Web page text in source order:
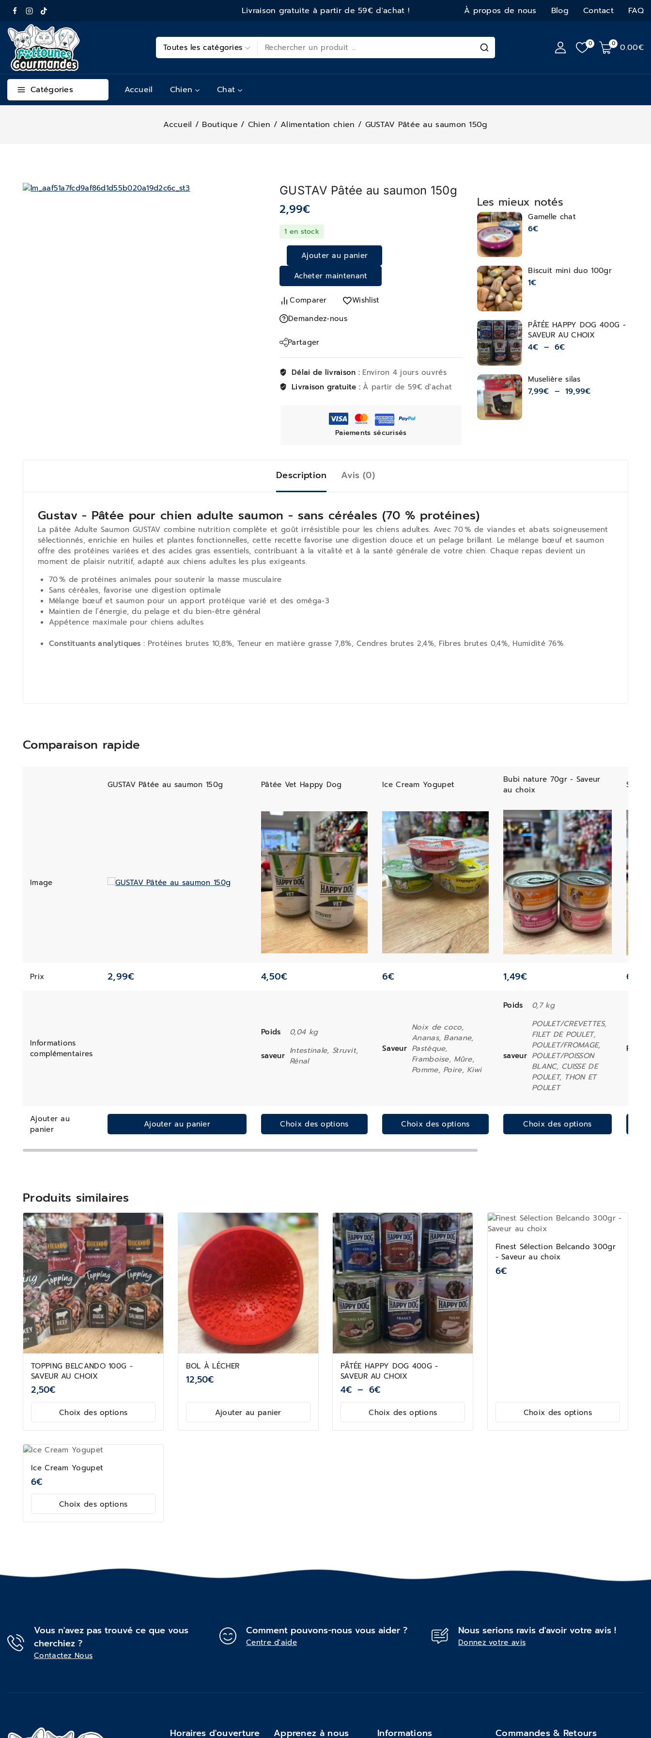
Livraison gratuite à partir de 59€ d'achat ! À propos de nous Blog Contact FAQ
0 0 0.00€
Catégories Accueil Chien Chat
Accueil / Boutique / Chien / Alimentation chien / GUSTAV Pâtée au saumon 150g
Les mieux notés
Gamelle chat
6€
Biscuit mini duo 100gr
1€
PÂTÉE HAPPY DOG 400G -
SAVEUR AU CHOIX
4€ – 6€
Muselière silas
7,99€ – 19,99€
GUSTAV Pâtée au saumon 150g
2,99€
1 en stock
Ajouter au panier
Acheter maintenant
Comparer
Wishlist
Demandez-nous
Partager
Délai de livraison : Environ 4 jours ouvrés
Livraison gratuite : À partir de 59€ d'achat
Paiements sécurisés
Description Avis (0)
Gustav - Pâtée pour chien adulte saumon - sans céréales (70 % protéines)
La pâtée Adulte Saumon GUSTAV combine nutrition complète et goût irrésistible pour les chiens adultes. Avec 70 % de viandes et abats soigneusement
sélectionnés, enrichie en huiles et plantes fonctionnelles, cette recette favorise une digestion douce et un pelage brillant. Le mélange bœuf et saumon
offre des protéines variées et des acides gras essentiels, contribuant à la vitalité et à la santé générale de votre chien. Chaque repas devient un
moment de plaisir nutritif, adapté aux chiens adultes les plus exigeants.
70 % de protéines animales pour soutenir la masse musculaire
Sans céréales, favorise une digestion optimale
Mélange bœuf et saumon pour un apport protéique varié et des oméga-3
Maintien de l’énergie, du pelage et du bien-être général
Appétence maximale pour chiens adultes
Constituants analytiques : Protéines brutes 10,8%, Teneur en matière grasse 7,8%, Cendres brutes 2,4%, Fibres brutes 0,4%, Humidité 76%.
Comparaison rapide
GUSTAV Pâtée au saumon 150g Pâtée Vet Happy Dog Ice Cream Yogupet
Bubi nature 70gr - Saveur
au choix
Image
Prix 2,99€ 4,50€ 6€ 1,49€ 6,99
Informations
complémentaires
Poids 0,04 kg
saveur Intestinale, Struvit,
Rénal
Saveur
Noix de coco,
Ananas, Banane,
Pastèque,
Framboise, Mûre,
Pomme, Poire, Kiwi
Poids 0,7 kg
saveur
POULET/CREVETTES,
FILET DE POULET,
POULET/FROMAGE,
POULET/POISSON
BLANC, CUISSE DE
POULET, THON ET
POULET
Poids
Ajouter au
panier
Ajouter au panier Choix des options Choix des options Choix des options
Produits similaires
TOPPING BELCANDO 100G -
SAVEUR AU CHOIX
2,50€
Choix des options
BOL À LÉCHER
12,50€
Ajouter au panier
PÂTÉE HAPPY DOG 400G -
SAVEUR AU CHOIX
4€ – 6€
Choix des options
Finest Sélection Belcando 300gr
- Saveur au choix
6€
Choix des options
Ice Cream Yogupet
6€
Choix des options
Vous n'avez pas trouvé ce que vous
cherchiez ?
Contactez Nous
Comment pouvons-nous vous aider ?
Centre d'aide
Nous serions ravis d'avoir votre avis !
Donnez votre avis
Horaires d'ouverture Apprenez à nous Informations Commandes & Retours